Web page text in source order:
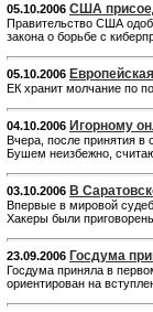
05.10.2006 США
Правительство США
закона о борьбе с
05.10.2006
ЕК хранит молчание по
04.10.2006 Игорному
Вчера, после принятия в
Бушем неизбежно,
03.10.2006 В
Впервые в мировой
Хакеры были
23.09.2006 Госдума
Госдума приняла в
ориентирован на